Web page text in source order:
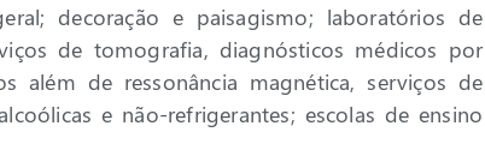
decoração e paisagismo; laboratórios de
de tomografia, diagnósticos médicos por
além de ressonância magnética, serviços de
e não-refrigerantes; escolas de ensino